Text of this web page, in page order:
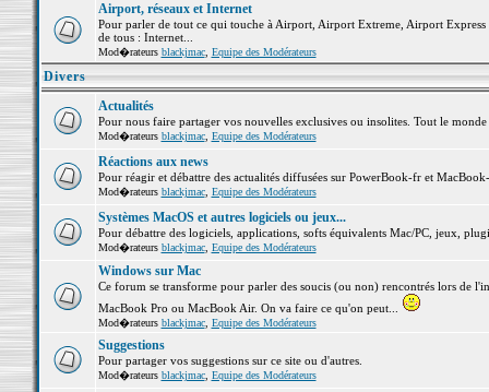
Airport, réseaux et Internet
Pour parler de tout ce qui touche à Airport, Airport Extreme, Airport
de tous : Internet...
Mod�rateurs blackjmac, Equipe des Modérateurs
Divers
Actualités
Pour nous faire partager vos nouvelles exclusives ou insolites. Tout le
Mod�rateurs blackjmac, Equipe des Modérateurs
Réactions aux news
Pour réagir et débattre des actualités diffusées sur PowerBook-fr et
Mod�rateurs blackjmac, Equipe des Modérateurs
Systèmes MacOS et autres logiciels ou jeux...
Pour débattre des logiciels, applications, softs équivalents Mac/PC, jeux,
Mod�rateurs blackjmac, Equipe des Modérateurs
Windows sur Mac
Ce forum se transforme pour parler des soucis (ou non) rencontrés lors de
MacBook Pro ou MacBook Air. On va faire ce qu'on peut...
Mod�rateurs blackjmac, Equipe des Modérateurs
Suggestions
Pour partager vos suggestions sur ce site ou d'autres.
Mod�rateurs blackjmac, Equipe des Modérateurs